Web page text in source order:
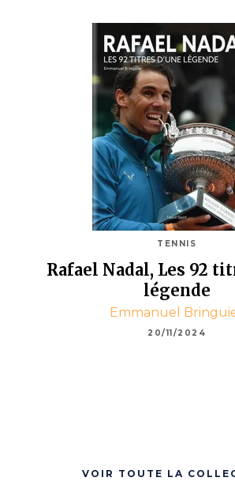
TENNIS
Rafael Nadal, Les 92
légende
Emmanuel
20/11/2024
VOIR TOUTE LA